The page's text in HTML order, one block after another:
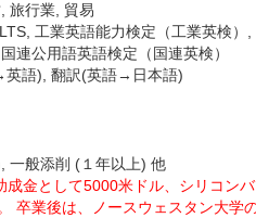
, 旅行業, 貿易
, 工業英語能力検定（工業英検）
国連公用語英語検定（国連英検）
英語) 翻訳(英語→日本語)
一般添削 (１年以上) 他
成金として5000米ドル、シリコン
卒業後は、ノースウェスタン大学